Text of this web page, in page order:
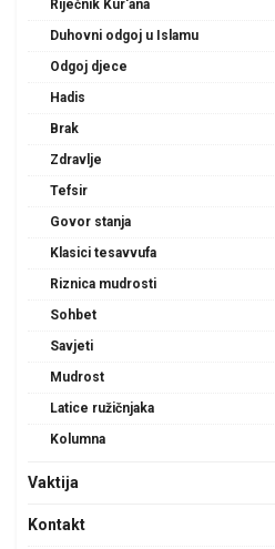
Riječnik Kur'ana
Duhovni odgoj u Islamu
Odgoj djece
Hadis
Brak
Zdravlje
Tefsir
Govor stanja
Klasici tesavvufa
Riznica mudrosti
Sohbet
Savjeti
Mudrost
Latice ružičnjaka
Kolumna
Vaktija
Kontakt